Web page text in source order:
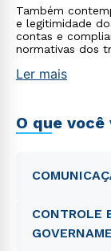
Também
e legitimidade
contas e
normativas dos
Ler mais
O que
CONTROLE